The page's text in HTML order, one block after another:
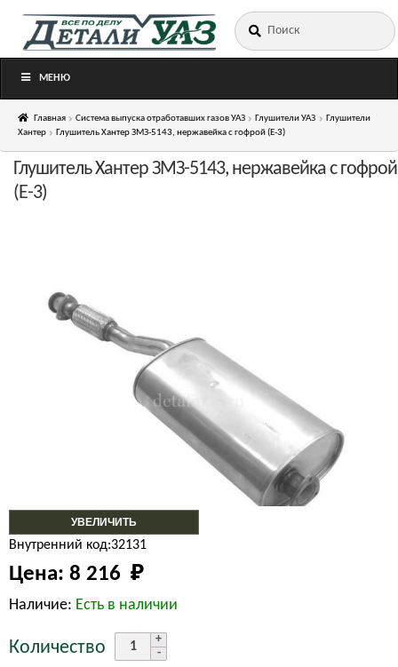
Перейти
Перейти
Искать:
МЕНЮ
Главная Система выпуска отработавших газов УАЗ Глушители УАЗ
Глушители
Хантер
Глушитель Хантер ЗМЗ-5143, нержавейка с гофрой (Е-3)
УВЕЛИЧИТЬ
Глушитель Хантер ЗМЗ-5143, нержавейка с гофрой
(Е-3)
Внутренний код:32131
Цена: 8 216 ₽
Наличие: Есть в наличии
Количество